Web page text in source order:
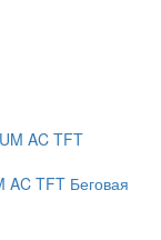
AC TFT Беговая